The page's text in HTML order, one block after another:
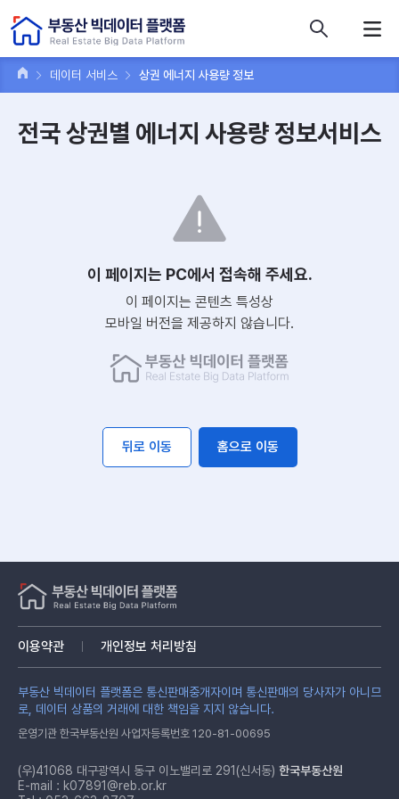
데이터 서비스 상권 에너지 사용량 정보
전국 상권별 에너지 사용량 정보서비스
이 페이지는 PC에서 접속해 주세요.
이 페이지는 콘텐츠 특성상
모바일 버전을 제공하지 않습니다.
뒤로 이동 홈으로 이동
이용약관 개인정보 처리방침
부동산 빅데이터 플랫폼은 통신판매중개자이며 통신판매의 당사자가 아니므
로, 데이터 상품의 거래에 대한 책임을 지지 않습니다.
운영기관 한국부동산원 사업자등록번호 120-81-00695
(우)41068 대구광역시 동구 이노밸리로 291(신서동) 한국부동산원
E-mail : k07891@reb.or.kr